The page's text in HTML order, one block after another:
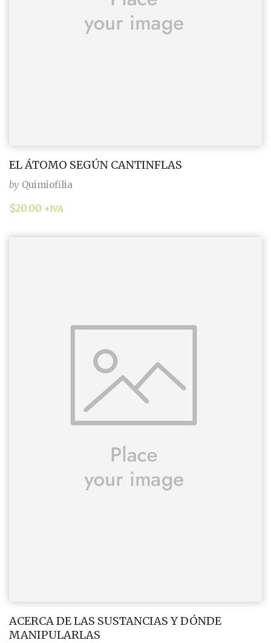
EL ÁTOMO SEGÚN CANTINFLAS
by Quimiofilia
$20.00 +IVA
ACERCA DE LAS SUSTANCIAS Y DÓNDE
MANIPULARLAS